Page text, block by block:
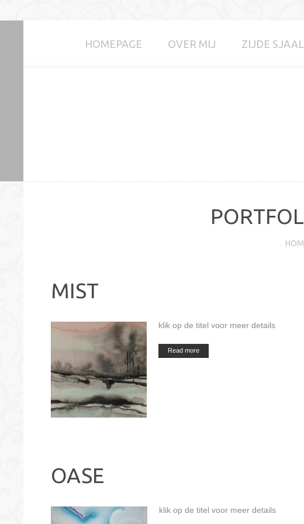
HOMEPAGE OVER MIJ ZIJDE
MIST
klik op de titel voor meer details
Read more
OASE
klik op de titel voor meer details